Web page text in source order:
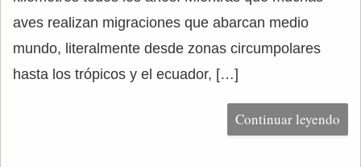
aves realizan migraciones que abarcan medio
mundo, literalmente desde zonas circumpolares
hasta los trópicos y el ecuador, […]
Continuar leyendo